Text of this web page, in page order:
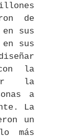
de
sus
sus
la
la
a
La
un
más